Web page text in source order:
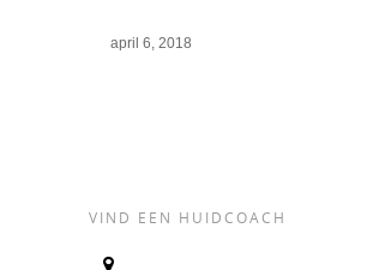
april 6, 2018
VIND EEN HUIDCOACH